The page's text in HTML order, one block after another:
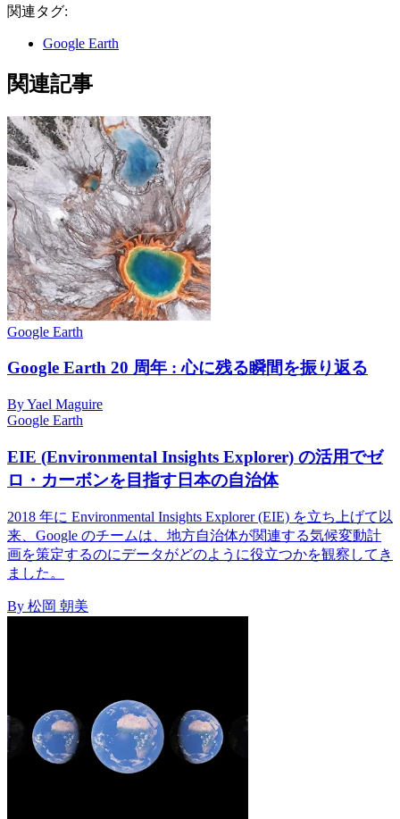
関連タグ:
Google Earth
関連記事
Google Earth
Google Earth 20 周年 : 心に残る瞬間を振り返る
By Yael Maguire
Google Earth
EIE (Environmental Insights Explorer) の活用でゼ
ロ・カーボンを目指す日本の自治体
2018 年に Environmental Insights Explorer (EIE) を立ち上げて以
来、Google のチームは、地方自治体が関連する気候変動計
画を策定するのにデータがどのように役立つかを観察してき
ました。
By 松岡 朝美